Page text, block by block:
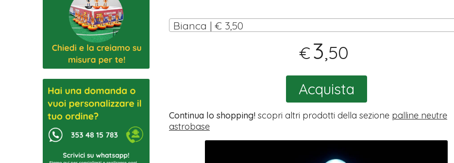
Bianca | € 3,50
€3,50
Acquista
Continua lo shopping!scopri altri prodotti della sezione palline neutre
astrobase